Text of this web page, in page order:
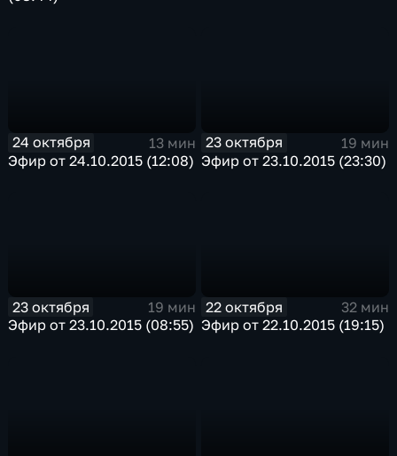
24 октября
13 мин
Эфир от 24.10.2015 (12:08)
23 октября
19 мин
Эфир от 23.10.2015 (23:30)
23 октября
19 мин
Эфир от 23.10.2015 (08:55)
22 октября
32 мин
Эфир от 22.10.2015 (19:15)